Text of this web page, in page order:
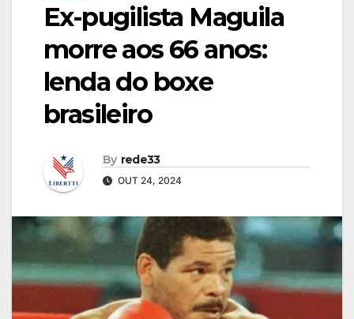
Ex-pugilista Maguila
morre aos 66 anos:
lenda do boxe
brasileiro
By rede33
OUT 24, 2024